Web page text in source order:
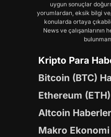
uygun sonuçlar
yorumlardan, eksik bilgi
konularda ortaya
News ve çalışanlarının
Kripto Para
Bitcoin (BTC)
Ethereum
Altcoin
Makro